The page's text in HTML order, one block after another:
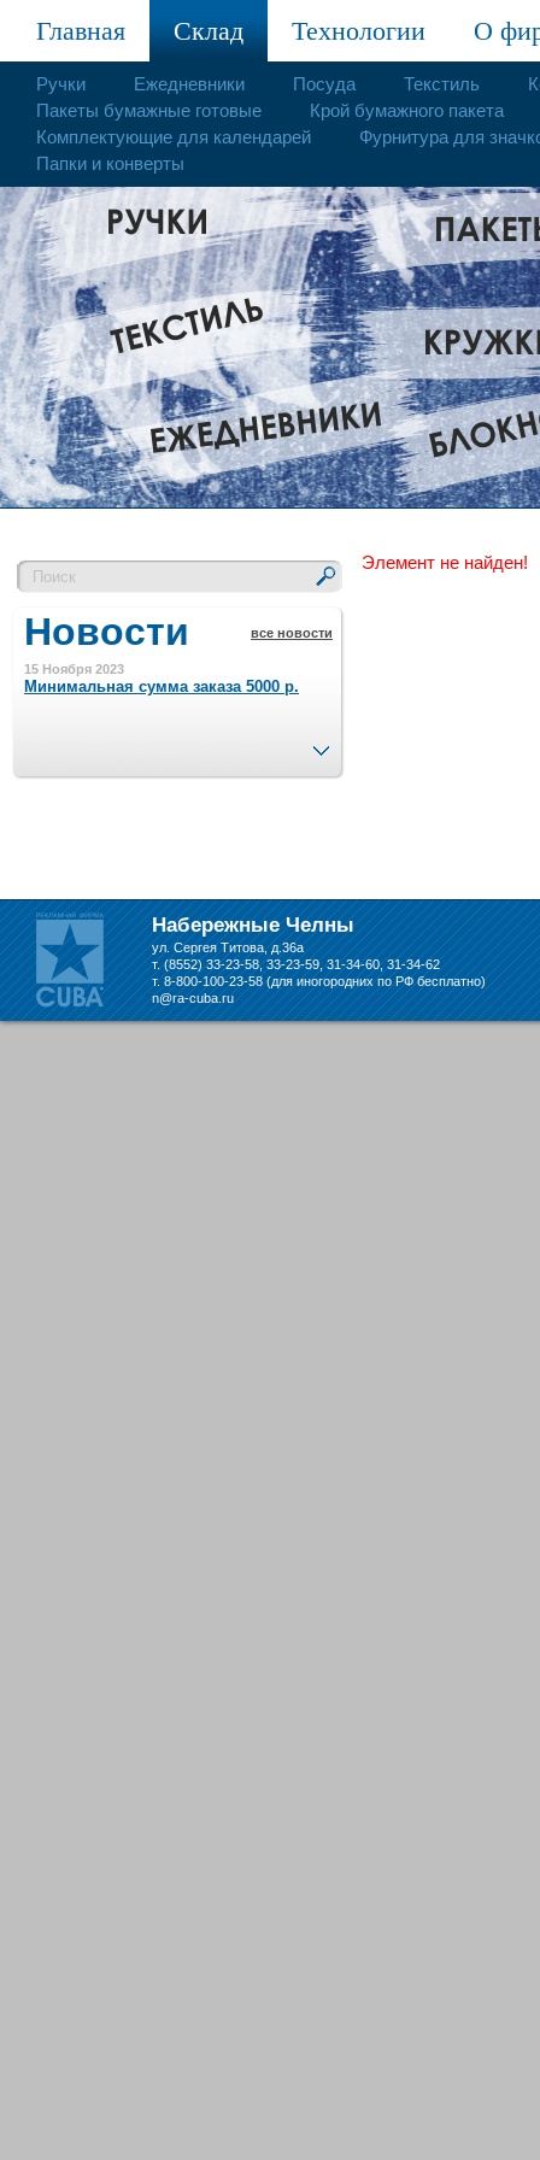
Главная Склад Технологии О
Ручки Ежедневники Посуда Текстиль
Пакеты бумажные готовые
Крой бумажного пакета
Комплектующие для календарей
Фурнитура для
Папки и конверты
Новости все новости
15 Ноября 2023
Минимальная сумма заказа 5000 р.
Шляпные коробочки производим
производим в Набережных Челнах
13 Мая 2019
Лазерная гравировка по кругу в
Набережных Челнах
Элемент не найден!
Набережные Челны
ул. Сергея Титова, д.36а
т. (8552) 33-23-58, 33-23-59, 31-34-60, 31-34-62
т. 8-800-100-23-58 (для иногородних по РФ бесплатно)
n@ra-cuba.ru